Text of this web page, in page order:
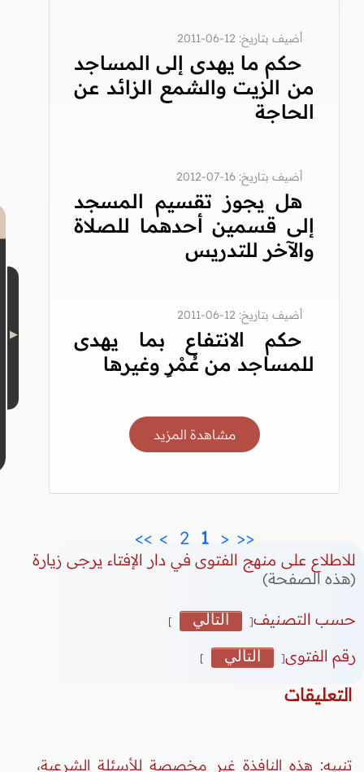
أضيف بتاريخ: 12-06-2011
حكم ما يهدى إلى المساجد
من الزيت والشمع الزائد عن
الحاجة
أضيف بتاريخ: 16-07-2012
هل يجوز تقسيم المسجد
إلى قسمين أحدهما للصلاة
والآخر للتدريس
أضيف بتاريخ: 12-06-2011
حكم الانتفاع بما يهدى
للمساجد من عُمْرٍ وغيرها
مشاهدة المزيد
<<
<
1
2
>
>>
للاطلاع على منهج الفتوى في دار الإفتاء يرجى زيارة
(هذه الصفحة)
حسب التصنيف[ التالي ]
رقم الفتوى[ التالي ]
التعليقات
تنبيه: هذه النافذة غير مخصصة للأسئلة الشرعية،